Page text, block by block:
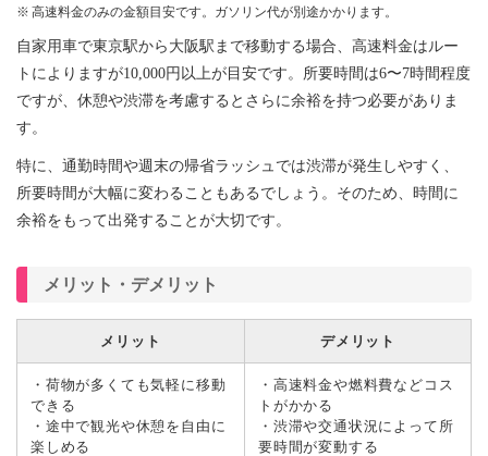
高速料金のみの金額目安です。ガソリン代が別途かかります。
自家用車で東京駅から大阪駅まで移動する場合、高速料金はルー
トによりますが10,000円以上が目安です。所要時間は6〜7時間程度
ですが、休憩や渋滞を考慮するとさらに余裕を持つ必要がありま
す。
特に、通勤時間や週末の帰省ラッシュでは渋滞が発生しやすく、
所要時間が大幅に変わることもあるでしょう。そのため、時間に
余裕をもって出発することが大切です。
メリット・デメリット
メリット デメリット
・荷物が多くても気軽に移動
できる
・途中で観光や休憩を自由に
楽しめる
・高速料金や燃料費などコス
トがかかる
・渋滞や交通状況によって所
要時間が変動する